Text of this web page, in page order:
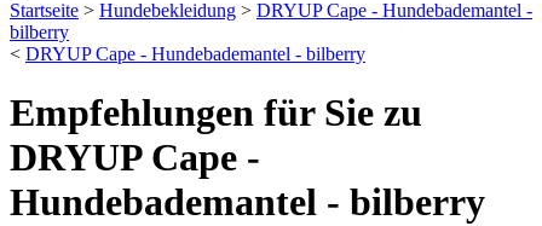
Startseite > Hundebekleidung > DRYUP Cape - Hundebademantel -
bilberry
< DRYUP Cape - Hundebademantel - bilberry
Empfehlungen für Sie zu
DRYUP Cape -
Hundebademantel - bilberry